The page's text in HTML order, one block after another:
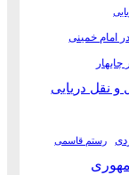
امام خمینی
چابهار
و نقل دریایی
رستم قاسمی